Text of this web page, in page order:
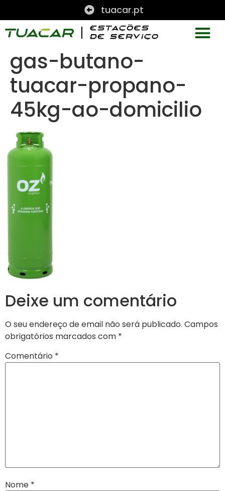
tuacar.pt
gas-butano-
tuacar-propano-
45kg-ao-domicilio
Deixe um comentário
O seu endereço de email não será publicado. Campos
obrigatórios marcados com *
Comentário *
Nome *